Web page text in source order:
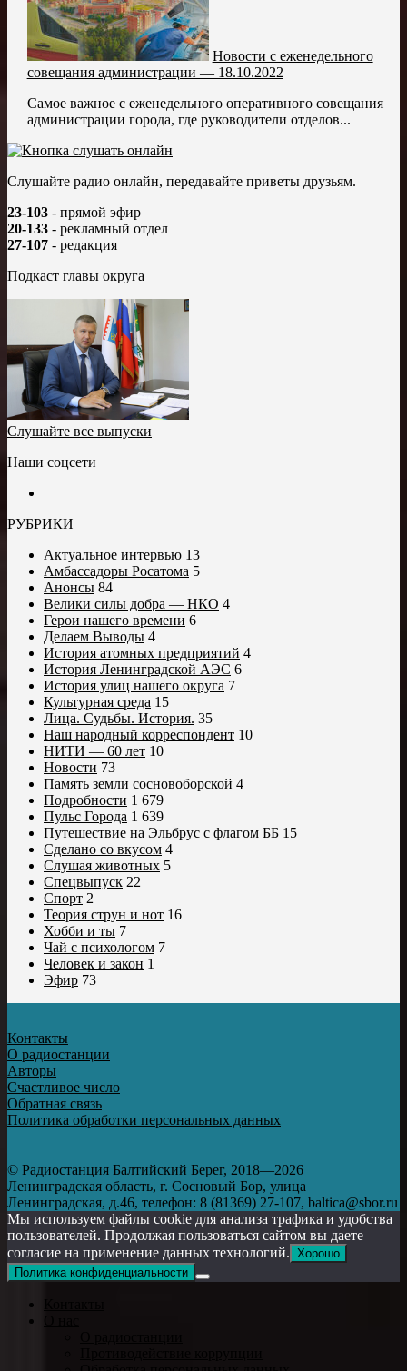
Новости с еженедельного
совещания администрации — 18.10.2022
Самое важное с еженедельного оперативного совещания
администрации города, где руководители отделов...
Слушайте радио онлайн, передавайте приветы друзьям.
23-103 - прямой эфир
20-133 - рекламный отдел
27-107 - редакция
Подкаст главы округа
Слушайте все выпуски
Наши соцсети
РУБРИКИ
Актуальное интервью 13
Амбассадоры Росатома 5
Анонсы 84
Велики силы добра — НКО 4
Герои нашего времени 6
Делаем Выводы 4
История атомных предприятий 4
История Ленинградской АЭС 6
История улиц нашего округа 7
Культурная среда 15
Лица. Судьбы. История. 35
Наш народный корреспондент 10
НИТИ — 60 лет 10
Новости 73
Память земли сосновоборской 4
Подробности 1 679
Пульс Города 1 639
Путешествие на Эльбрус с флагом ББ 15
Сделано со вкусом 4
Слушая животных 5
Спецвыпуск 22
Спорт 2
Теория струн и нот 16
Хобби и ты 7
Чай с психологом 7
Человек и закон 1
Эфир 73
Контакты
О радиостанции
Авторы
Счастливое число
Обратная связь
Политика обработки персональных данных
© Радиостанция Балтийский Берег, 2018—2026
Ленинградская область, г. Сосновый Бор, улица
Ленинградская, д.46, телефон: 8 (81369) 27-107, baltica@sbor.ru
Мы используем файлы cookie для анализа трафика и удобства
пользователей. Продолжая пользоваться сайтом вы даете
согласие на применение данных технологий. Хорошо
Политика конфиденциальности